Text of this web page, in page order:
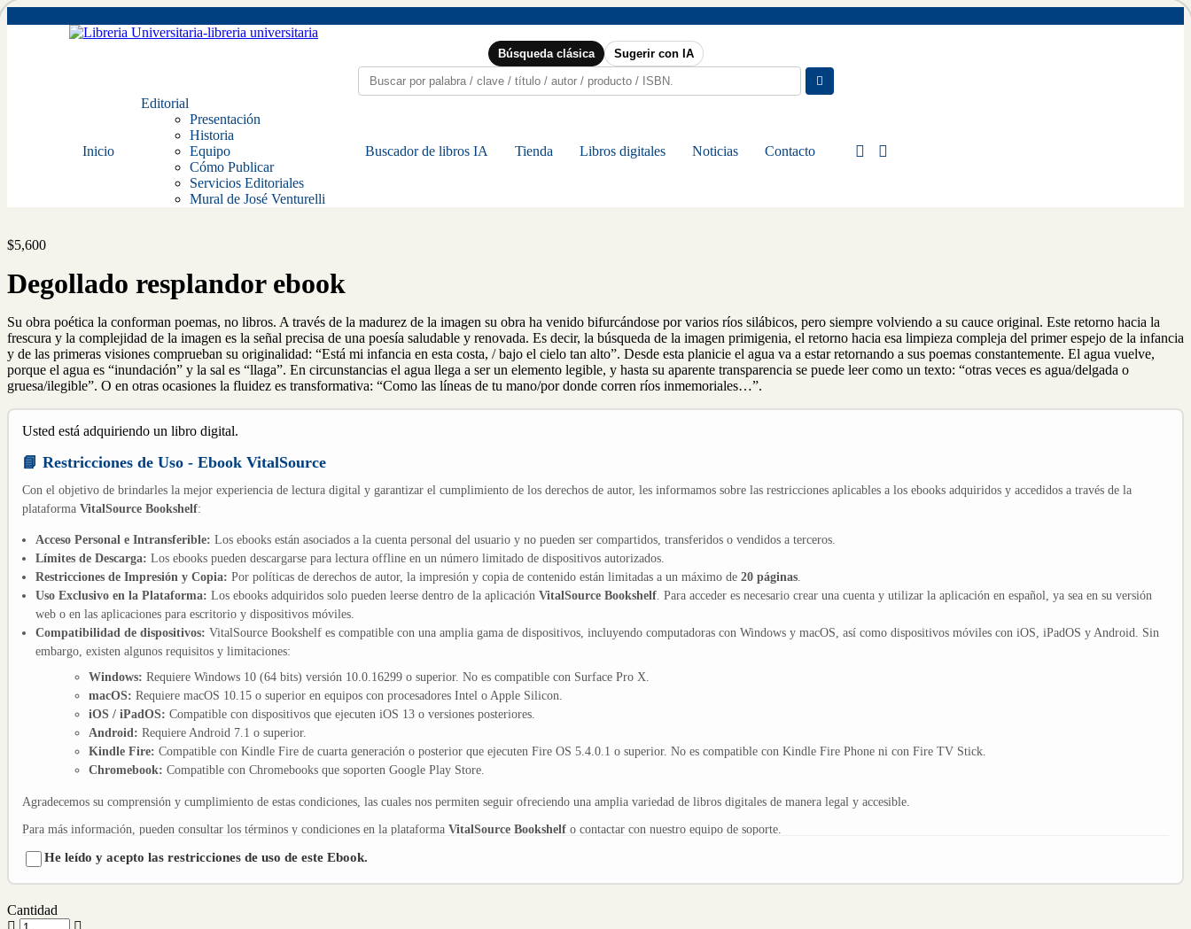
Búsqueda clásica Sugerir con IA
Inicio
Editorial
Presentación
Historia
Equipo
Cómo Publicar
Servicios Editoriales
Mural de José Venturelli
Buscador de libros IA Tienda Libros digitales Noticias Contacto
$5,600
Degollado resplandor ebook
Su obra poética la conforman poemas, no libros. A través de la madurez de la imagen su obra ha venido bifurcándose por varios ríos silábicos, pero siempre volviendo a su cauce original. Este retorno hacia la
frescura y la complejidad de la imagen es la señal precisa de una poesía saludable y renovada. Es decir, la búsqueda de la imagen primigenia, el retorno hacia esa limpieza compleja del primer espejo de la infancia
y de las primeras visiones comprueban su originalidad: “Está mi infancia en esta costa, / bajo el cielo tan alto”. Desde esta planicie el agua va a estar retornando a sus poemas constantemente. El agua vuelve,
porque el agua es “inundación” y la sal es “llaga”. En circunstancias el agua llega a ser un elemento legible, y hasta su aparente transparencia se puede leer como un texto: “otras veces es agua/delgada o
gruesa/ilegible”. O en otras ocasiones la fluidez es transformativa: “Como las líneas de tu mano/por donde corren ríos inmemoriales…”.
Usted está adquiriendo un libro digital.
📘 Restricciones de Uso - Ebook VitalSource
Con el objetivo de brindarles la mejor experiencia de lectura digital y garantizar el cumplimiento de los derechos de autor, les informamos sobre las restricciones aplicables a los ebooks adquiridos y accedidos a través de la
plataforma VitalSource Bookshelf:
Acceso Personal e Intransferible: Los ebooks están asociados a la cuenta personal del usuario y no pueden ser compartidos, transferidos o vendidos a terceros.
Límites de Descarga: Los ebooks pueden descargarse para lectura offline en un número limitado de dispositivos autorizados.
Restricciones de Impresión y Copia: Por políticas de derechos de autor, la impresión y copia de contenido están limitadas a un máximo de 20 páginas.
Uso Exclusivo en la Plataforma: Los ebooks adquiridos solo pueden leerse dentro de la aplicación VitalSource Bookshelf. Para acceder es necesario crear una cuenta y utilizar la aplicación en español, ya sea en su versión
web o en las aplicaciones para escritorio y dispositivos móviles.
Compatibilidad de dispositivos: VitalSource Bookshelf es compatible con una amplia gama de dispositivos, incluyendo computadoras con Windows y macOS, así como dispositivos móviles con iOS, iPadOS y Android. Sin
embargo, existen algunos requisitos y limitaciones:
Windows: Requiere Windows 10 (64 bits) versión 10.0.16299 o superior. No es compatible con Surface Pro X.
macOS: Requiere macOS 10.15 o superior en equipos con procesadores Intel o Apple Silicon.
iOS / iPadOS: Compatible con dispositivos que ejecuten iOS 13 o versiones posteriores.
Android: Requiere Android 7.1 o superior.
Kindle Fire: Compatible con Kindle Fire de cuarta generación o posterior que ejecuten Fire OS 5.4.0.1 o superior. No es compatible con Kindle Fire Phone ni con Fire TV Stick.
Chromebook: Compatible con Chromebooks que soporten Google Play Store.
Agradecemos su comprensión y cumplimiento de estas condiciones, las cuales nos permiten seguir ofreciendo una amplia variedad de libros digitales de manera legal y accesible.
Para más información, pueden consultar los términos y condiciones en la plataforma VitalSource Bookshelf o contactar con nuestro equipo de soporte.
He leído y acepto las restricciones de uso de este Ebook.
Cantidad